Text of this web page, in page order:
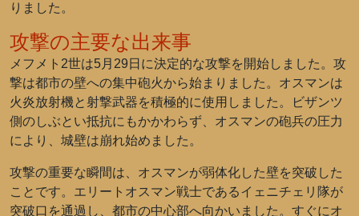
りました。
攻撃の主要な出来事
メフメト2世は5月29日に決定的な攻撃を開始しました。攻
撃は都市の壁への集中砲火から始まりました。オスマンは
火炎放射機と射撃武器を積極的に使用しました。ビザンツ
側のしぶとい抵抗にもかかわらず、オスマンの砲兵の圧力
により、城壁は崩れ始めました。
攻撃の重要な瞬間は、オスマンが弱体化した壁を突破した
ことです。エリートオスマン戦士であるイェニチェリ隊が
突破口を通過し、都市の中心部へ向かいました。すぐにオ